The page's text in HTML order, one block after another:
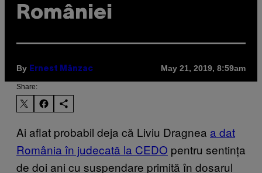
României
By Ernest Mânzac May 21, 2019, 8:59am
Share:
Ai aflat probabil deja că Liviu Dragnea a dat
România în judecată la CEDO pentru sentința
de doi ani cu suspendare primită în dosarul